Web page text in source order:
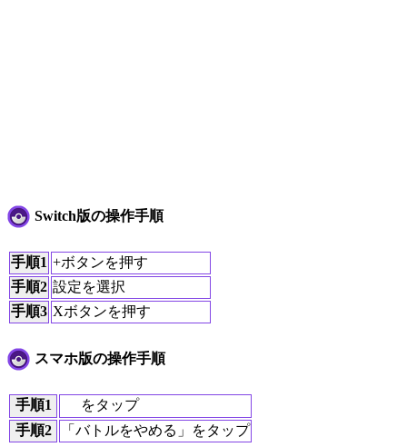
Switch版の操作手順
手順1 +ボタンを押す
手順2 設定を選択
手順3 Xボタンを押す
スマホ版の操作手順
手順1
をタップ
手順2
「バトルをやめる」をタップ